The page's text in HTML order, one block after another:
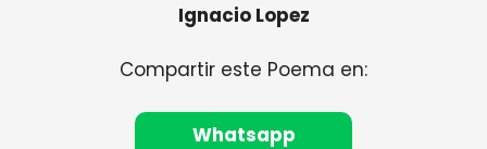
Ignacio Lopez
Compartir este Poema en:
Whatsapp